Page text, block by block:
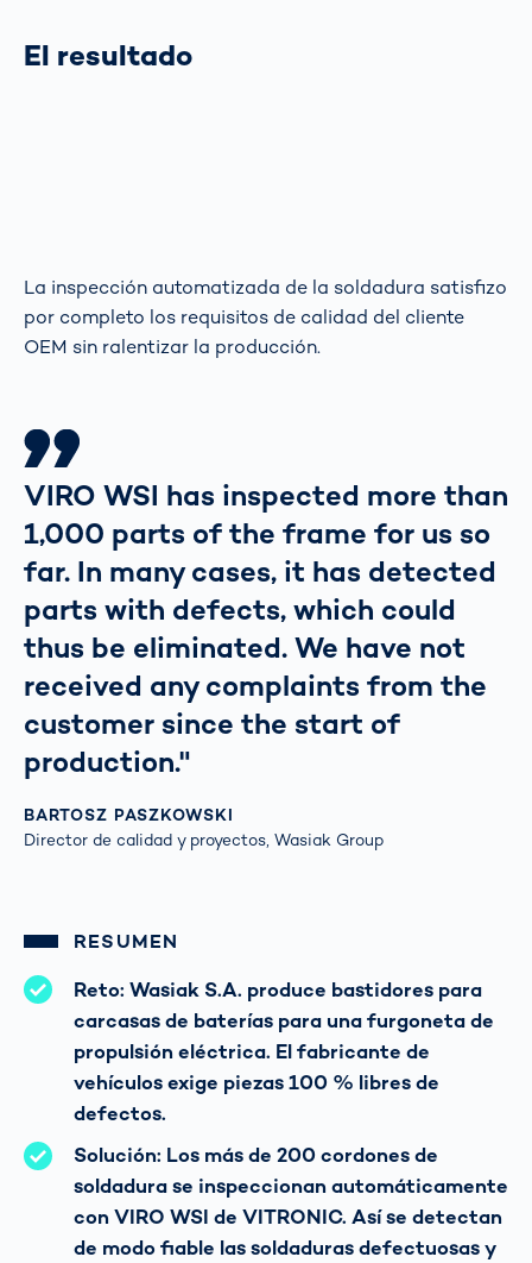
El resultado
La inspección automatizada de la soldadura satisfizo
por completo los requisitos de calidad del cliente
OEM sin ralentizar la producción.
VIRO WSI has inspected more than
1,000 parts of the frame for us so
far. In many cases, it has detected
parts with defects, which could
thus be eliminated. We have not
received any complaints from the
customer since the start of
production."
BARTOSZ PASZKOWSKI
Director de calidad y proyectos, Wasiak Group
RESUMEN
Reto: Wasiak S.A. produce bastidores para
carcasas de baterías para una furgoneta de
propulsión eléctrica. El fabricante de
vehículos exige piezas 100 % libres de
defectos.
Solución: Los más de 200 cordones de
soldadura se inspeccionan automáticamente
con VIRO WSI de VITRONIC. Así se detectan
de modo fiable las soldaduras defectuosas y